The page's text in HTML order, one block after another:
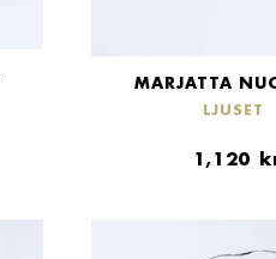
MARJATTA
LJUSET
1,120